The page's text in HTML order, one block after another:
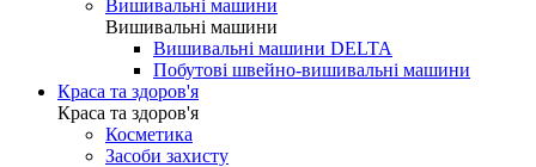
Вишивальні машини
Вишивальні машини
Вишивальні машини DELTA
Побутові швейно-вишивальні машини
Краса та здоров'я
Краса та здоров'я
Косметика
Засоби захисту